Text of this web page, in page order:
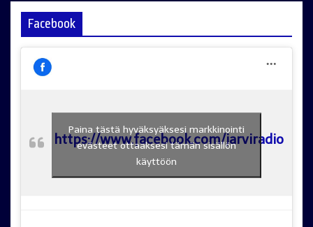
Facebook
https://www.facebook.com/jarviradio
Paina tästä hyväksyäksesi markkinointi
evästeet ottaaksesi tämän sisällön
käyttöön